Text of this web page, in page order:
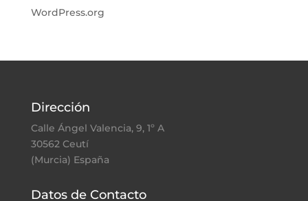
WordPress.org
Dirección
Calle Ángel Valencia, 9, 1º A
30562 Ceutí
(Murcia) España
Datos de Contacto